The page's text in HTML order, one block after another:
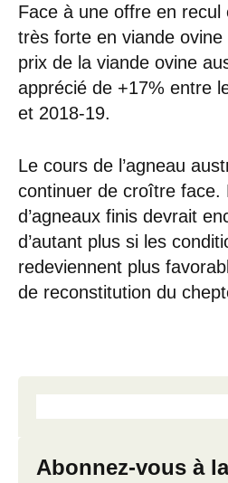
Face à une offre en recul
très forte en viande ovine
prix de la viande ovine
apprécié de +17% entre
et 2018-19.
Le cours de l’agneau
continuer de croître face.
d’agneaux finis devrait
d’autant plus si les
redeviennent plus
de reconstitution du
Abonnez-vous à